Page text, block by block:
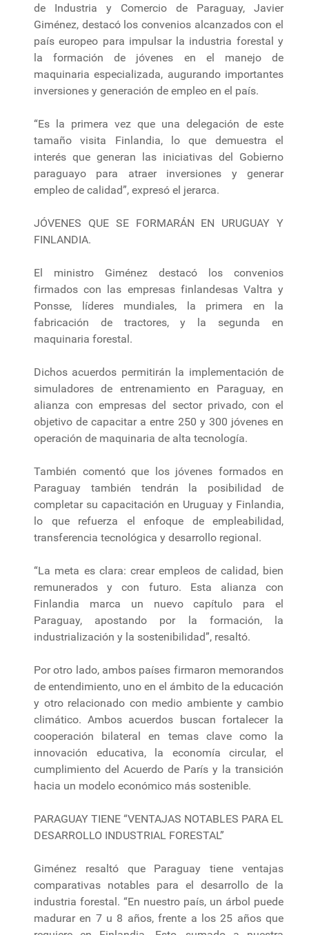
de Industria y Comercio de Paraguay, Javier
Giménez, destacó los convenios alcanzados con el
país europeo para impulsar la industria forestal y
la formación de jóvenes en el manejo de
maquinaria especializada, augurando importantes
inversiones y generación de empleo en el país.
“Es la primera vez que una delegación de este
tamaño visita Finlandia, lo que demuestra el
interés que generan las iniciativas del Gobierno
paraguayo para atraer inversiones y generar
empleo de calidad”, expresó el jerarca.
JÓVENES QUE SE FORMARÁN EN URUGUAY Y
FINLANDIA.
El ministro Giménez destacó los convenios
firmados con las empresas finlandesas Valtra y
Ponsse, líderes mundiales, la primera en la
fabricación de tractores, y la segunda en
maquinaria forestal.
Dichos acuerdos permitirán la implementación de
simuladores de entrenamiento en Paraguay, en
alianza con empresas del sector privado, con el
objetivo de capacitar a entre 250 y 300 jóvenes en
operación de maquinaria de alta tecnología.
También comentó que los jóvenes formados en
Paraguay también tendrán la posibilidad de
completar su capacitación en Uruguay y Finlandia,
lo que refuerza el enfoque de empleabilidad,
transferencia tecnológica y desarrollo regional.
“La meta es clara: crear empleos de calidad, bien
remunerados y con futuro. Esta alianza con
Finlandia marca un nuevo capítulo para el
Paraguay, apostando por la formación, la
industrialización y la sostenibilidad”, resaltó.
Por otro lado, ambos países firmaron memorandos
de entendimiento, uno en el ámbito de la educación
y otro relacionado con medio ambiente y cambio
climático. Ambos acuerdos buscan fortalecer la
cooperación bilateral en temas clave como la
innovación educativa, la economía circular, el
cumplimiento del Acuerdo de París y la transición
hacia un modelo económico más sostenible.
PARAGUAY TIENE “VENTAJAS NOTABLES PARA EL
DESARROLLO INDUSTRIAL FORESTAL”
Giménez resaltó que Paraguay tiene ventajas
comparativas notables para el desarrollo de la
industria forestal. “En nuestro país, un árbol puede
madurar en 7 u 8 años, frente a los 25 años que